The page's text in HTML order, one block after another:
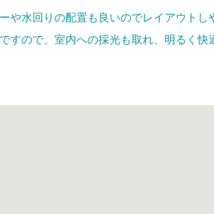
や水回りの配置も良いのでレイアウトし
すので、室内への採光も取れ、明るく快